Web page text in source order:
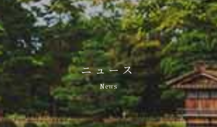
ニュース
News